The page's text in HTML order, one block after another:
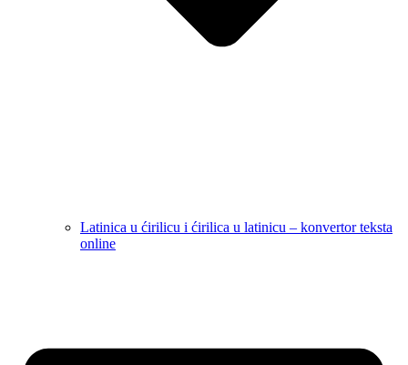
Latinica u ćirilicu i ćirilica u latinicu – konvertor teksta
online